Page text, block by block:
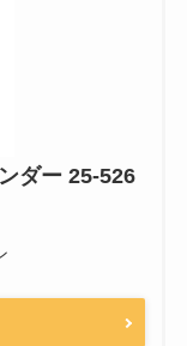
ダー 25-526